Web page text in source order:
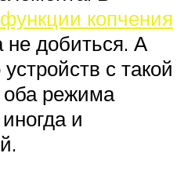
копчения
не добиться. А
с такой
режима
и